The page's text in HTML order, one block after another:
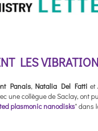
LES
Panais, Natalia Del Fattiet
une collègue de Saclay, ont
plasmonic nanodisks" dans